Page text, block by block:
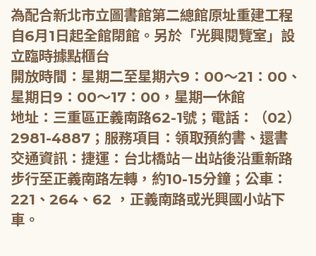
為配合新北市立圖書館第二總館原址重建工程
自6月1日起全館閉館。另於「光興閱覽室」設
立臨時據點櫃台
開放時間：星期二至星期六9：00～21：00、
星期日9：00～17：00，星期一休館
地址：三重區正義南路62-1號；電話：（02）
2981-4887；服務項目：領取預約書、還書
交通資訊：捷運：台北橋站－出站後沿重新路
步行至正義南路左轉，約10-15分鐘；公車：
221、264、62 ，正義南路或光興國小站下
車。